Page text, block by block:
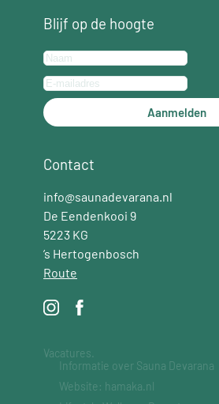
Blijf op de hoogte
Aanmelden
Contact
info@saunadevarana.nl
De Eendenkooi 9
5223 KG
’s Hertogenbosch
Route
Vacatures.
Informatie over Sauna Devarana
Website: hamaka.nl